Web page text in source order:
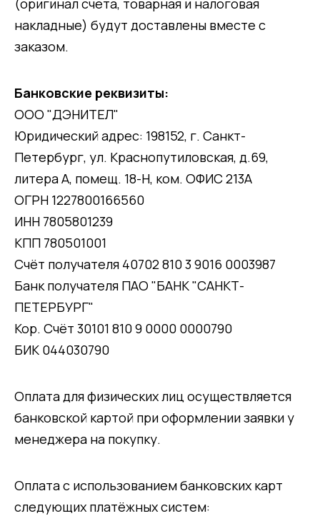
накладные) будут доставлены вместе с
заказом.
Банковские реквизиты:
ООО "ДЭНИТЕЛ"
Юридический адрес: 198152, г. Санкт-
Петербург, ул. Краснопутиловская, д.69,
литера А, помещ. 18-Н, ком. ОФИС 213А
ОГРН 1227800166560
ИНН 7805801239
КПП 780501001
Счёт получателя 40702 810 3 9016 0003987
Банк получателя ПАО "БАНК "САНКТ-
ПЕТЕРБУРГ"
Кор. Счёт 30101 810 9 0000 0000790
БИК 044030790
Оплата для физических лиц осуществляется
банковской картой при оформлении заявки у
менеджера на покупку.
Оплата с использованием банковских карт
следующих платёжных систем: